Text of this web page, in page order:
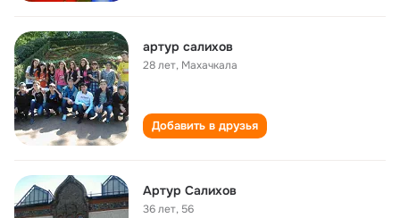
артур салихов
28 лет, Махачкала
Добавить в друзья
Артур Салихов
36 лет, 56